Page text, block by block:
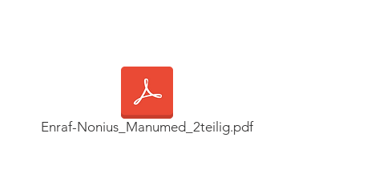
Enraf-Nonius_Manumed_2teilig.pdf